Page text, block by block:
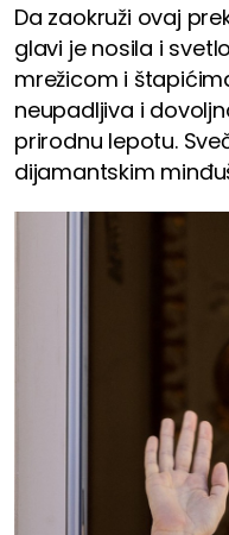
Da zaokruži ovaj
glavi je nosila i
mrežicom i
neupadljiva i
prirodnu lepotu.
dijamantskim